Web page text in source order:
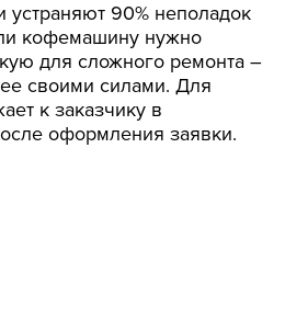
90% неполадок
кофемашину нужно
для сложного ремонта –
своими силами. Для
к заказчику в
оформления заявки.